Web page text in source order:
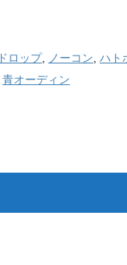
ドロップ, ノーコン ハト
青オーディン